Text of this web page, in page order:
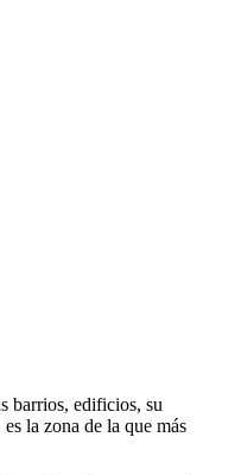
barrios, edificios, su
la zona de la que más